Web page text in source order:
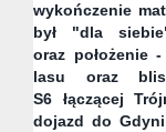
wykończenie
był "dla
oraz położenie
lasu oraz
S6 łączącej
dojazd do